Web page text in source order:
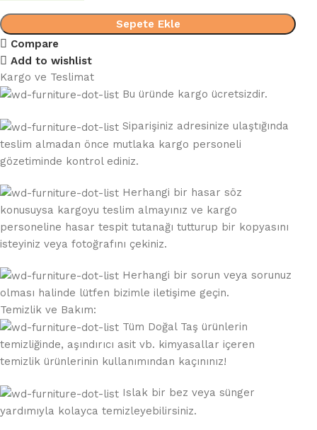
Sepete Ekle
Compare
Add to wishlist
Kargo ve Teslimat
Bu üründe kargo ücretsizdir.
Siparişiniz adresinize ulaştığında
teslim almadan önce mutlaka kargo personeli
gözetiminde kontrol ediniz.
Herhangi bir hasar söz
konusuysa kargoyu teslim almayınız ve kargo
personeline hasar tespit tutanağı tutturup bir kopyasını
isteyiniz veya fotoğrafını çekiniz.
Herhangi bir sorun veya sorunuz
olması halinde lütfen bizimle iletişime geçin.
Temizlik ve Bakım:
Tüm Doğal Taş ürünlerin
temizliğinde, aşındırıcı asit vb. kimyasallar içeren
temizlik ürünlerinin kullanımından kaçınınız!
Islak bir bez veya sünger
yardımıyla kolayca temizleyebilirsiniz.